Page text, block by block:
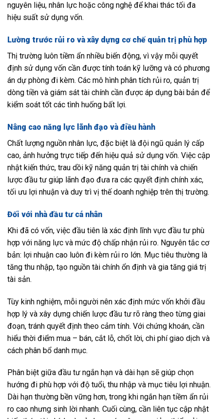
nguyên liệu, nhân lực hoặc công nghệ để khai thác tối đa
hiệu suất sử dụng vốn.
Lường trước rủi ro và xây dựng cơ chế quản trị phù hợp
Thị trường luôn tiềm ẩn nhiều biến động, vì vậy mỗi quyết
định sử dụng vốn cần được tính toán kỹ lưỡng và có phương
án dự phòng đi kèm. Các mô hình phân tích rủi ro, quản trị
dòng tiền và giám sát tài chính cần được áp dụng bài bản để
kiểm soát tốt các tình huống bất lợi.
Nâng cao năng lực lãnh đạo và điều hành
Chất lượng nguồn nhân lực, đặc biệt là đội ngũ quản lý cấp
cao, ảnh hưởng trực tiếp đến hiệu quả sử dụng vốn. Việc cập
nhật kiến thức, trau dồi kỹ năng quản trị tài chính và chiến
lược đầu tư giúp lãnh đạo đưa ra các quyết định chính xác,
tối ưu lợi nhuận và duy trì vị thế doanh nghiệp trên thị trường.
Đối với nhà đầu tư cá nhân
Khi đã có vốn, việc đầu tiên là xác định lĩnh vực đầu tư phù
hợp với năng lực và mức độ chấp nhận rủi ro. Nguyên tắc cơ
bản: lợi nhuận cao luôn đi kèm rủi ro lớn. Mục tiêu thường là
tăng thu nhập, tạo nguồn tài chính ổn định và gia tăng giá trị
tài sản.
Tùy kinh nghiệm, mỗi người nên xác định mức vốn khởi đầu
hợp lý và xây dựng chiến lược đầu tư rõ ràng theo từng giai
đoạn, tránh quyết định theo cảm tính. Với chứng khoán, cần
hiểu thời điểm mua – bán, cắt lỗ, chốt lời, chi phí giao dịch và
cách phân bổ danh mục.
Phân biệt giữa đầu tư ngắn hạn và dài hạn sẽ giúp chọn
hướng đi phù hợp với độ tuổi, thu nhập và mục tiêu lợi nhuận.
Dài hạn thường bền vững hơn, trong khi ngắn hạn tiềm ẩn rủi
ro cao nhưng sinh lời nhanh. Cuối cùng, cần liên tục cập nhật